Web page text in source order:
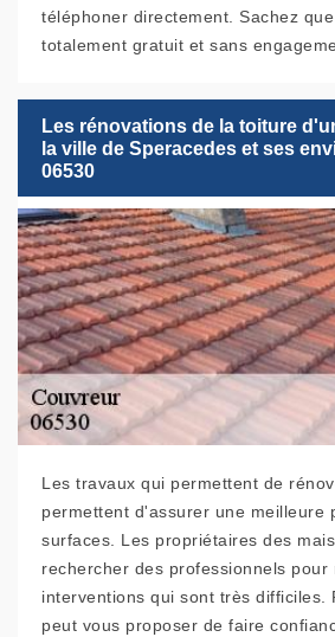
téléphoner directement. Sachez
totalement gratuit et sans
Les rénovations de la toiture
la ville de Speracedes et ses
06530
Les travaux qui permettent de
permettent d'assurer une meilleure
surfaces. Les propriétaires des
rechercher des professionnels pour
interventions qui sont très difficiles.
peut vous proposer de faire